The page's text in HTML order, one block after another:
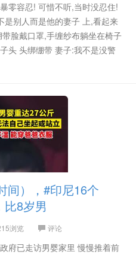
零容忍! 可惜不听,当时没忍住!
是别人而是他的妻子 上,看起来
脸戴口罩,手缠纱布躺坐在椅子
头 头绑绷带 妻子:我不是没警
间），#印尼16个
8岁男
浏览 评论
府已走访男婴家里 慢慢推着前